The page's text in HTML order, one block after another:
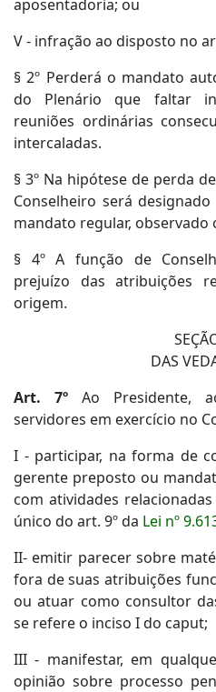
aposentadoria; ou
V - infração ao disposto no
§ 2º Perderá o mandato
do Plenário que faltar
reuniões ordinárias
intercaladas.
§ 3º Na hipótese de perda
Conselheiro será
mandato regular, observado
§ 4º A função de
prejuízo das atribuições
origem.
DAS
Art. 7º Ao Presidente,
servidores em exercício no
I - participar, na forma de
gerente preposto ou
com atividades
único do art. 9º da Lei nº
II- emitir parecer sobre
fora de suas atribuições
ou atuar como consultor
se refere o inciso I do caput;
III - manifestar, em
opinião sobre processo